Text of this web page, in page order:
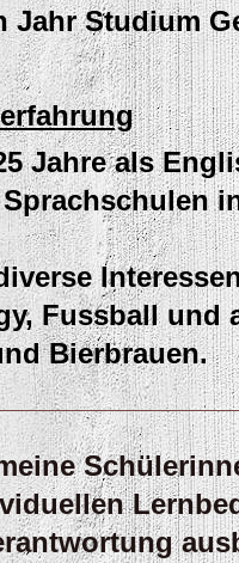
Jahr Studium
Jahre als
Fussball und
Bierbrauen.